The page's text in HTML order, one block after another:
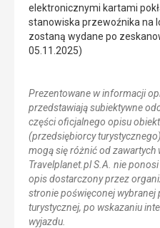
elektronicznymi kartami
stanowiska przewoźnika na
zostaną wydane po
05.11.2025)
Prezentowane w informacji
przedstawiają subiektywne
części oficjalnego opisu
(przedsiębiorcy
mogą się różnić od zawartych
Travelplanet.pl S.A. nie
opis dostarczony przez
stronie poświęconej wybranej
turystycznej, po wskazaniu
wyjazdu.